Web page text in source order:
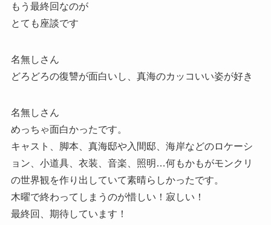
もう最終回なのが
とても座談です
名無しさん
どろどろの復讐が面白いし、真海のカッコいい姿が好き
名無しさん
めっちゃ面白かったです。
キャスト、脚本、真海邸や入間邸、海岸などのロケーシ
ョン、小道具、衣装、音楽、照明…何もかもがモンクリ
の世界観を作り出していて素晴らしかったです。
木曜で終わってしまうのが惜しい！寂しい！
最終回、期待しています！